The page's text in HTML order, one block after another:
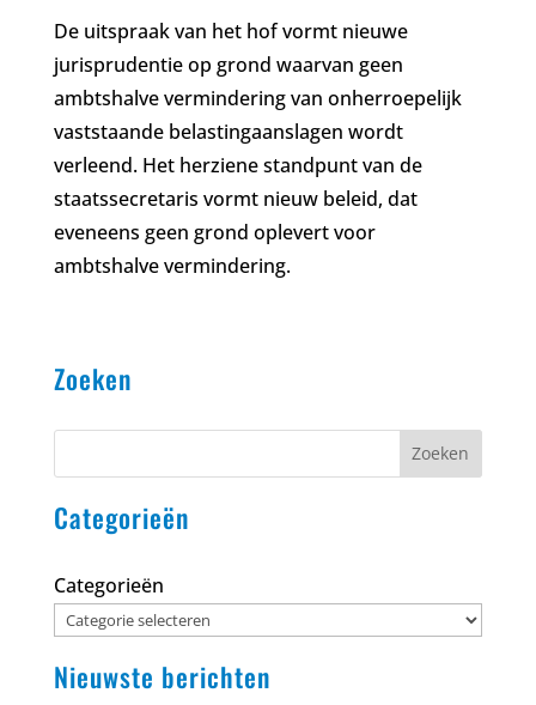
De uitspraak van het hof vormt nieuwe
jurisprudentie op grond waarvan geen
ambtshalve vermindering van onherroepelijk
vaststaande belastingaanslagen wordt
verleend. Het herziene standpunt van de
staatssecretaris vormt nieuw beleid, dat
eveneens geen grond oplevert voor
ambtshalve vermindering.
Zoeken
Zoeken
Categorieën
Categorieën
Nieuwste berichten